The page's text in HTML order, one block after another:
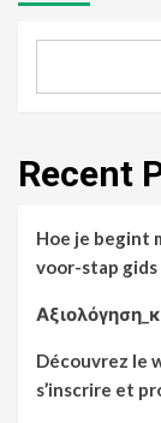
Recent
Hoe je begint
voor-stap
Découvrez le
s’inscrire et